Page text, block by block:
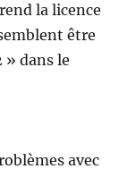
la licence
être
» dans le
avec